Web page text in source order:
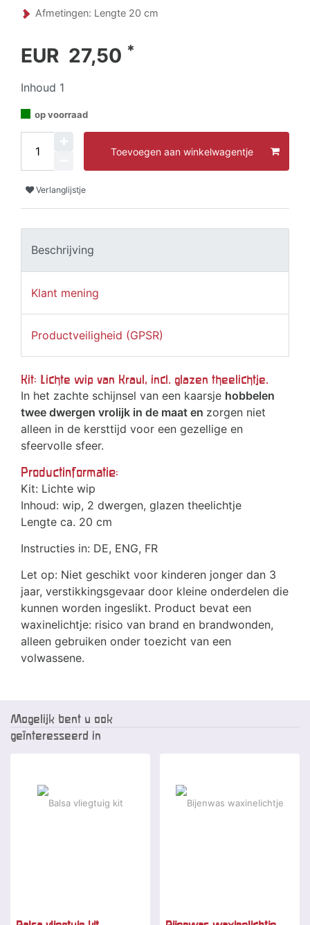
Afmetingen: Lengte 20 cm
EUR 27,50 *
Inhoud 1
op voorraad
Toevoegen aan winkelwagentje
Verlanglijstje
Beschrijving
Klant mening
Productveiligheid (GPSR)
Kit: Lichte wip van Kraul, incl. glazen theelichtje.
In het zachte schijnsel van een kaarsje hobbelen
twee dwergen vrolijk in de maat en zorgen niet
alleen in de kersttijd voor een gezellige en
sfeervolle sfeer.
Productinformatie:
Kit: Lichte wip
Inhoud: wip, 2 dwergen, glazen theelichtje
Lengte ca. 20 cm
Instructies in: DE, ENG, FR
Let op: Niet geschikt voor kinderen jonger dan 3
jaar, verstikkingsgevaar door kleine onderdelen die
kunnen worden ingeslikt. Product bevat een
waxinelichtje: risico van brand en brandwonden,
alleen gebruiken onder toezicht van een
volwassene.
Mogelijk bent u ook
geïnteresseerd in